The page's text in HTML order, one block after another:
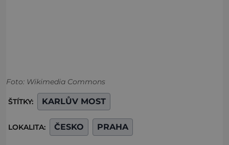
Foto: Wikimedia Commons
ŠTÍTKY: KARLŮV MOST
LOKALITA: ČESKO PRAHA